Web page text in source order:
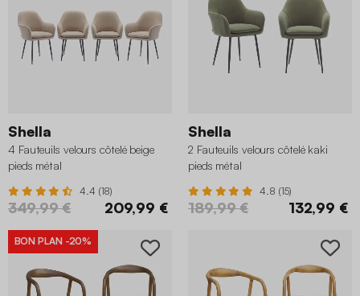
Shella
4 Fauteuils velours côtelé beige
pieds métal
4.4 (18)
349,99 € 209,99 €
Shella
2 Fauteuils velours côtelé kaki
pieds métal
4.8 (15)
189,99 € 132,99 €
BON PLAN -20%